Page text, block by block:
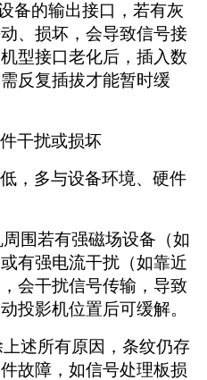
备的输出接口，若有灰
、损坏，会导致信号接
型接口老化后，插入数
反复插拔才能暂时缓
干扰或损坏
，多与设备环境、硬件
围若有强磁场设备（如
有强电流干扰（如靠近
会干扰信号传输，导致
投影机位置后可缓解。
述所有原因，条纹仍存
故障，如信号处理板损